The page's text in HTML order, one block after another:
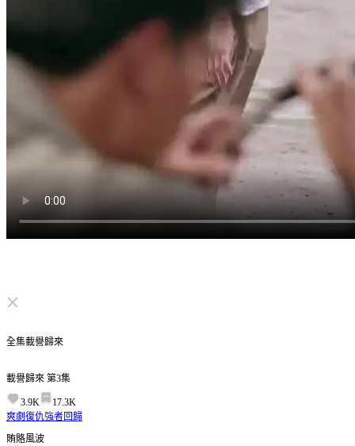
点击取消静音
全集載譽歸來
載譽歸來 第3集
3.9K
17.3K
爽劇 復仇強者回歸
賄賂風波